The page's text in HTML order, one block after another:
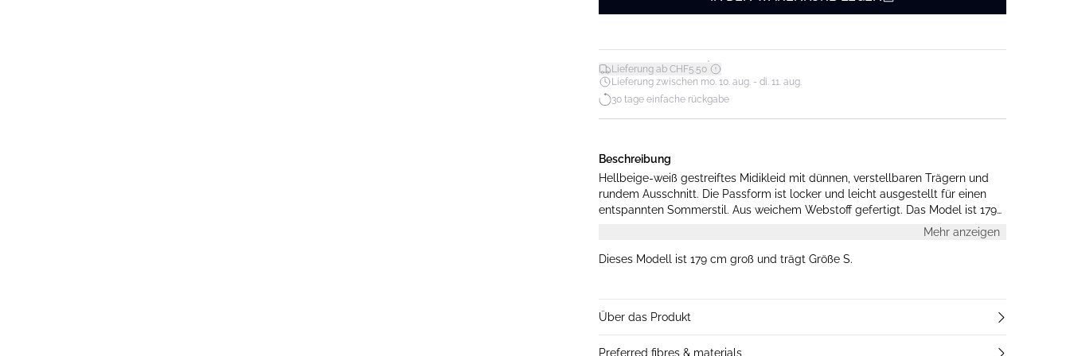
Lieferung ab CHF5.50*
Lieferung zwischen mo. 10. aug. - di. 11. aug.
30 tage einfache rückgabe
Beschreibung
Hellbeige-weiß gestreiftes Midikleid mit dünnen, verstellbaren Trägern und
rundem Ausschnitt. Die Passform ist locker und leicht ausgestellt für einen
entspannten Sommerstil. Aus weichem Webstoff gefertigt. Das Model ist 179
Mehr anzeigen
Dieses Modell ist 179 cm groß und trägt Größe S.
Über das Produkt
Preferred fibres & materials